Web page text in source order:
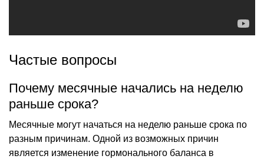
Частые вопросы
Почему месячные начались на неделю
раньше срока?
Месячные могут начаться на неделю раньше срока по
разным причинам. Одной из возможных причин
является изменение гормонального баланса в